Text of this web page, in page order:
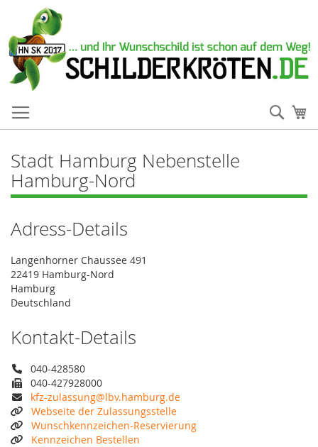
Stadt Hamburg Nebenstelle
Hamburg-Nord
Adress-Details
Langenhorner Chaussee 491
22419 Hamburg-Nord
Hamburg
Deutschland
Kontakt-Details
040-428580
040-427928000
kfz-zulassung@lbv.hamburg.de
Webseite der Zulassungsstelle
Wunschkennzeichen-Reservierung
Kennzeichen Bestellen